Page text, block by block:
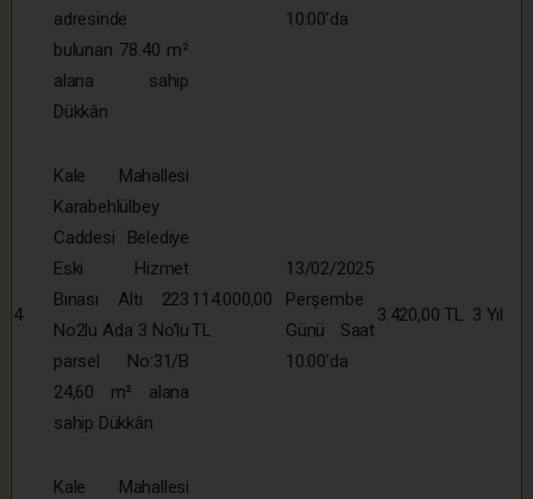
adresinde
bulunan 78.40 m²
alana sahip
Dükkân
10:00’da
4
Kale Mahallesi
Karabehlülbey
Caddesi Belediye
Eski Hizmet
Binası Altı 223
No2lu Ada 3 No’lu
parsel No:31/B
24,60 m² alana
sahip Dükkân
114.000,00
TL
13/02/2025
Perşembe
Günü Saat
10:00’da
3.420,00 TL 3 Yıl
Kale Mahallesi